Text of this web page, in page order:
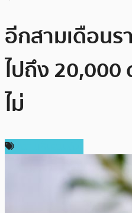
อีกสามเดือนร
ไปถึง 20,000
ไม่